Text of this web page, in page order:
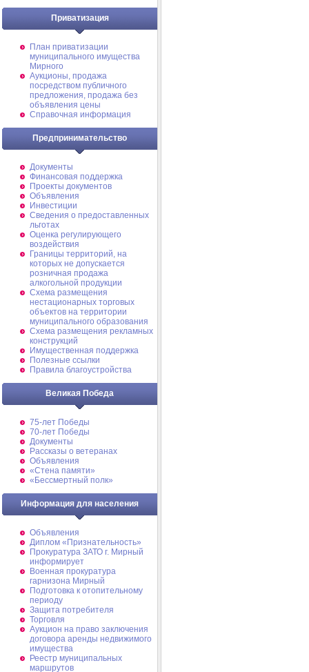
Приватизация
План приватизации
муниципального имущества
Мирного
Аукционы, продажа
посредством публичного
предложения, продажа без
объявления цены
Справочная информация
Предпринимательство
Документы
Финансовая поддержка
Проекты документов
Объявления
Инвестиции
Сведения о предоставленных
льготах
Оценка регулирующего
воздействия
Границы территорий, на
которых не допускается
розничная продажа
алкогольной продукции
Схема размещения
нестационарных торговых
объектов на территории
муниципального образования
Схема размещения рекламных
конструкций
Имущественная поддержка
Полезные ссылки
Правила благоустройства
Великая Победа
75-лет Победы
70-лет Победы
Документы
Рассказы о ветеранах
Объявления
«Стена памяти»
«Бессмертный полк»
Информация для населения
Объявления
Диплом «Признательность»
Прокуратура ЗАТО г. Мирный
информирует
Военная прокуратура
гарнизона Мирный
Подготовка к отопительному
периоду
Защита потребителя
Торговля
Аукцион на право заключения
договора аренды недвижимого
имущества
Реестр муниципальных
маршрутов